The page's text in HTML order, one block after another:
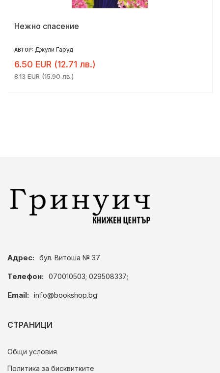
Нежно спасение
АВТОР: Джули Гаруд
6.50 EUR (12.71 лв.)
8.13 EUR (15.90 лв.)
Адрес: бул. Витоша № 37
Телефон: 070010503; 029508337;
Email: info@bookshop.bg
СТРАНИЦИ
Общи условия
Политика за бисквитките